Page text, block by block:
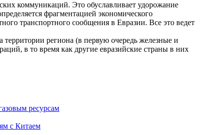
коммуникаций. Это обуславливает удорожание
фрагментацией экономического
транспортного сообщения в Евразии. Все это ведет
региона (в первую очередь железные и
в то время как другие евразийские страны в них
ресурсам
с Китаем